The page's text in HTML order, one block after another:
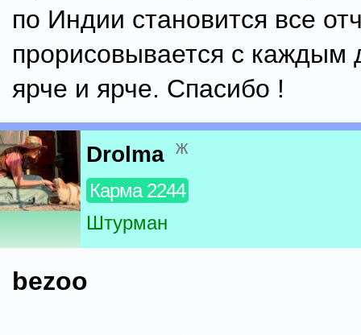
по Индии становится все
прорисовывается с каждым
ярче и ярче. Спасибо !
Drolma ж
Карма 2244
Штурман
bezoo